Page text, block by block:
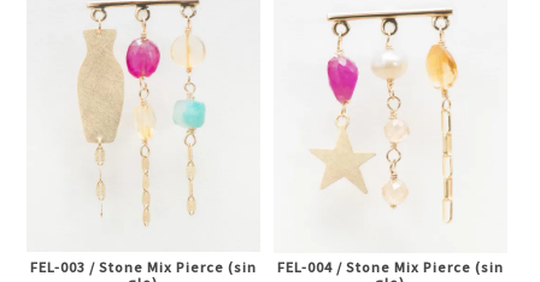
FEL-003 / Stone Mix Pierce (sin
FEL-004 / Stone Mix Pierce (sin
NARGARORUA